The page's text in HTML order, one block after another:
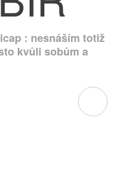
: nesnáším totiž
kvůli sobům a